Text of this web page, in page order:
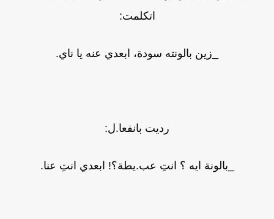
اتكلمت:
_زين بالونته سودة، ابعدي عنه يا ناي.
رديت بانفعا.ل:
_بالونة ايه ؟ انتِ عب.يطة؟! ابعدي انتِ عنا.